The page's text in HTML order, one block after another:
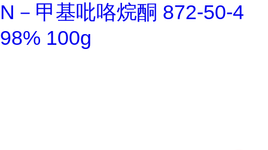
N－甲基吡咯烷酮 872-50-4
98% 100g